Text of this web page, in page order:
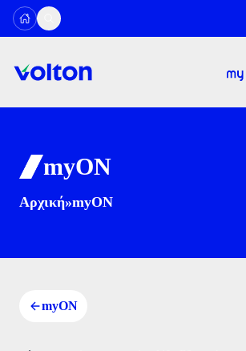
myON
Αρχική»myON
myON